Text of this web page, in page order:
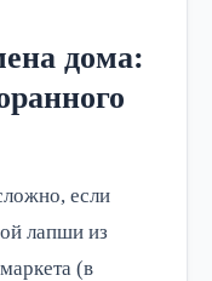
дома:
если
лапши из
(в